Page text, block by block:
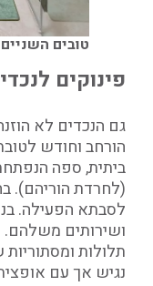
טובים
פינוקים
גם הנכדים לא
הורחב וחודש
ביתית, ספה
(לחרדת הוריהם).
לסבתא הפעילה.
ושירותים משלהם.
תלולות
נגיש אך עם